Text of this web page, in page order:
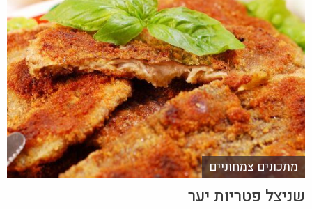
מתכונים צמחוניים
שניצל פטריות יער